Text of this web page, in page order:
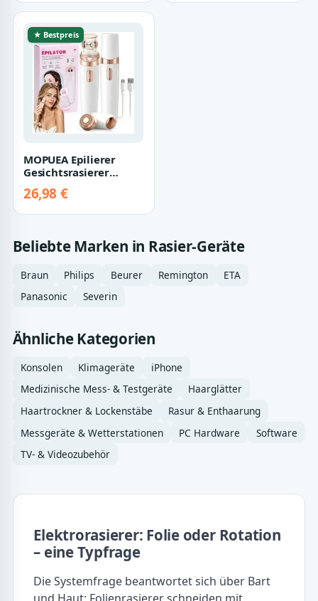
★ Bestpreis
MOPUEA Epilierer
Gesichtsrasierer
Wiederaufladbar
26,98 €
Beliebte Marken in Rasier-Geräte
Braun Philips Beurer Remington
ETA
Panasonic
Severin
Ähnliche Kategorien
Konsolen Klimageräte
iPhone
Medizinische Mess- & Testgeräte
Haarglätter
Haartrockner & Lockenstäbe
Rasur & Enthaarung
Messgeräte & Wetterstationen
PC Hardware
Software
TV- & Videozubehör
Elektrorasierer: Folie oder Rotation
– eine Typfrage
Die Systemfrage beantwortet sich über Bart